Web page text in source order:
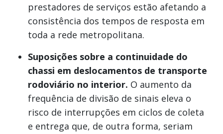
prestadores de serviços estão afetando a
consistência dos tempos de resposta em
toda a rede metropolitana.
Suposições sobre a continuidade do
chassi em deslocamentos de transporte
rodoviário no interior. O aumento da
frequência de divisão de sinais eleva o
risco de interrupções em ciclos de coleta
e entrega que, de outra forma, seriam